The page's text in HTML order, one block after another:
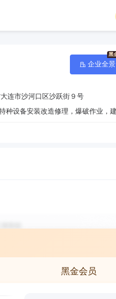
连市沙河口区沙跃街９号
企业全景
黑金会员